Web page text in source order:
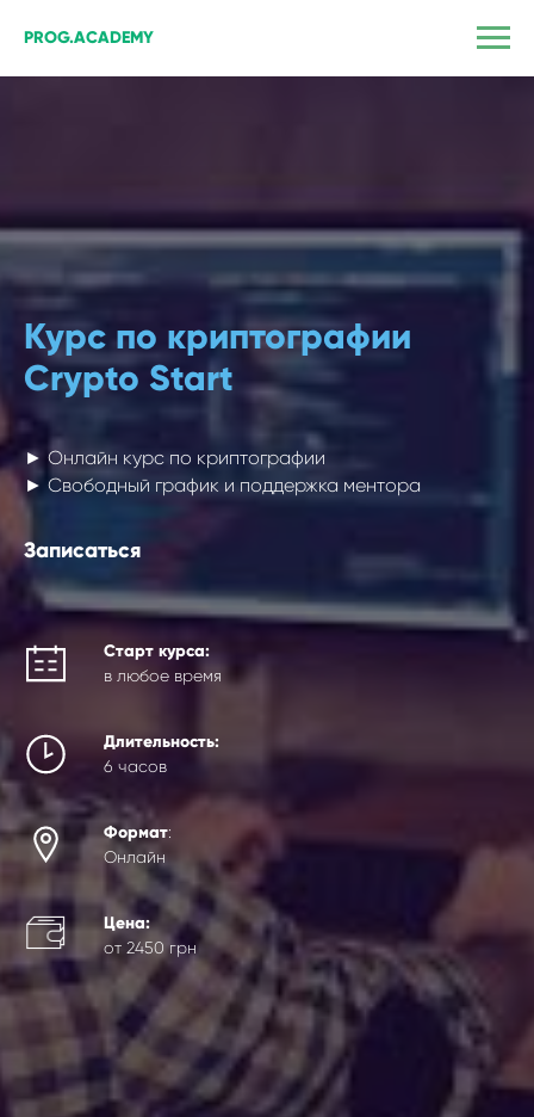
PROG.ACADEMY
Курс по криптографии
Crypto Start
► Онлайн курс по криптографии
► Свободный график и поддержка ментора
Записаться
Старт курса:
в любое время
Длительность:
6 часов
Формат:
Онлайн
Цена:
от 2450 грн